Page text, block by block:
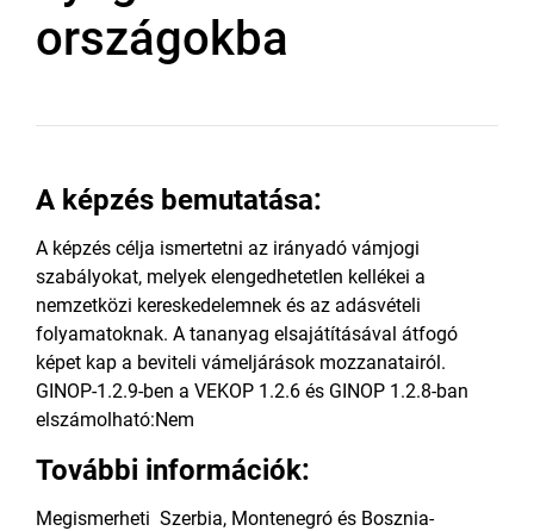
országokba
A képzés bemutatása:
A képzés célja ismertetni az irányadó vámjogi
szabályokat, melyek elengedhetetlen kellékei a
nemzetközi kereskedelemnek és az adásvételi
folyamatoknak. A tananyag elsajátításával átfogó
képet kap a beviteli vámeljárások mozzanatairól.
GINOP-1.2.9-ben a VEKOP 1.2.6 és GINOP 1.2.8-ban
elszámolható:Nem
További információk:
Megismerheti Szerbia, Montenegró és Bosznia-